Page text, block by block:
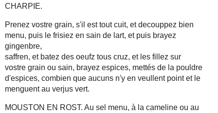
CHARPIE.
Prenez vostre grain, s'il est tout cuit, et decouppez bien
menu, puis le frisiez en sain de lart, et puis brayez
gingenbre,
saffren, et batez des oeufz tous cruz, et les fillez sur
vostre grain ou sain, brayez espices, mettés de la pouldre
d'espices, combien que aucuns n'y en veullent point et le
menguent au verjus vert.
MOUSTON EN ROST. Au sel menu, à la cameline ou au